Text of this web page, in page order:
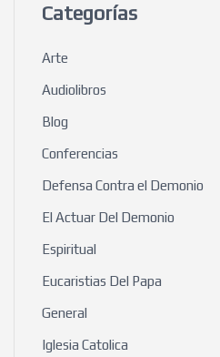
Categorías
Arte
Audiolibros
Blog
Conferencias
Defensa Contra el Demonio
El Actuar Del Demonio
Espiritual
Eucaristias Del Papa
General
Iglesia Catolica